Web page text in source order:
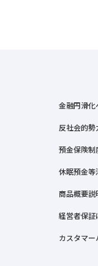
金融円滑化
反社会的
預金保険制
休眠預金等
商品概要説
経営者保証
カスタマ